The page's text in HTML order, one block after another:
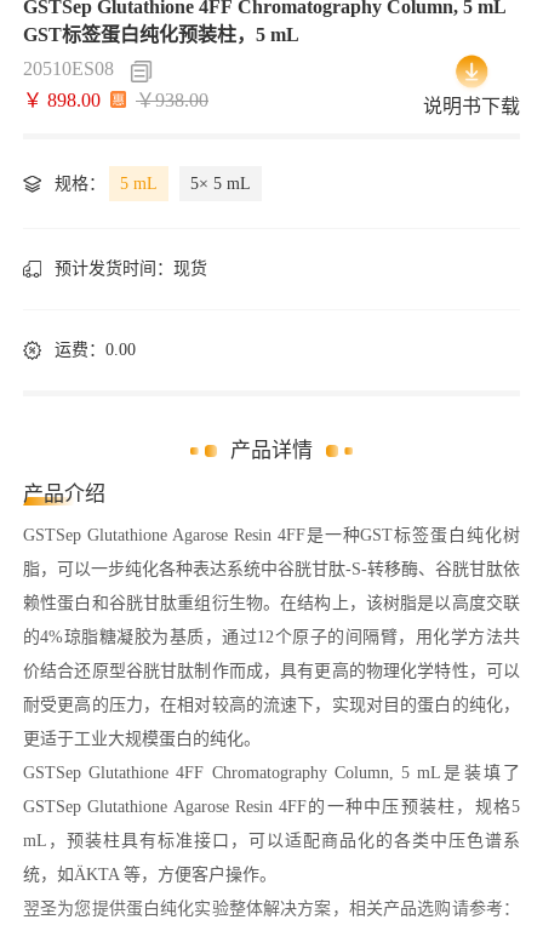
GSTSep Glutathione 4FF Chromatography Column, 5 mL
GST标签蛋白纯化预装柱，5 mL
20510ES08
￥ 898.00
￥938.00 说明书下载
规格： 5 mL 5× 5 mL
预计发货时间： 现货
运费：0.00
产品详情
产品介绍
GSTSep Glutathione Agarose Resin 4FF是一种GST标签蛋白纯化树
脂，可以一步纯化各种表达系统中谷胱甘肽-S-转移酶、谷胱甘肽依
赖性蛋白和谷胱甘肽重组衍生物。在结构上，该树脂是以高度交联
的4%琼脂糖凝胶为基质，通过12个原子的间隔臂，用化学方法共
价结合还原型谷胱甘肽制作而成，具有更高的物理化学特性，可以
耐受更高的压力，在相对较高的流速下，实现对目的蛋白的纯化，
更适于工业大规模蛋白的纯化。
GSTSep Glutathione 4FF Chromatography Column, 5 mL是装填了
GSTSep Glutathione Agarose Resin 4FF的一种中压预装柱，规格5
mL，预装柱具有标准接口，可以适配商品化的各类中压色谱系
统，如ÄKTA 等，方便客户操作。
翌圣为您提供蛋白纯化实验整体解决方案，相关产品选购请参考：